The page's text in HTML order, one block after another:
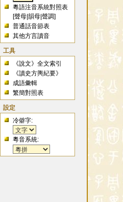
粵語注音系統對照表
[聲母 |韻母 |聲調]
普通話音節表
其他方言讀音
工具
《說文》全文索引
《讀史方輿紀要》
成語彙輯
繁簡對照表
設定
冷僻字:
粵音系統: